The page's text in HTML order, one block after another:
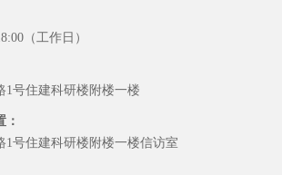
（工作日）
1号住建科研楼附楼一楼
：
1号住建科研楼附楼一楼信访室